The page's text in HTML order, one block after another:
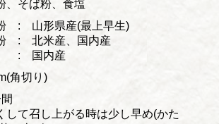
、そば粉、食塩
: 山形県産(最上早生)
: 北米産、国内産
: 国内産
角切り)
して召し上がる時は少し早め(かた